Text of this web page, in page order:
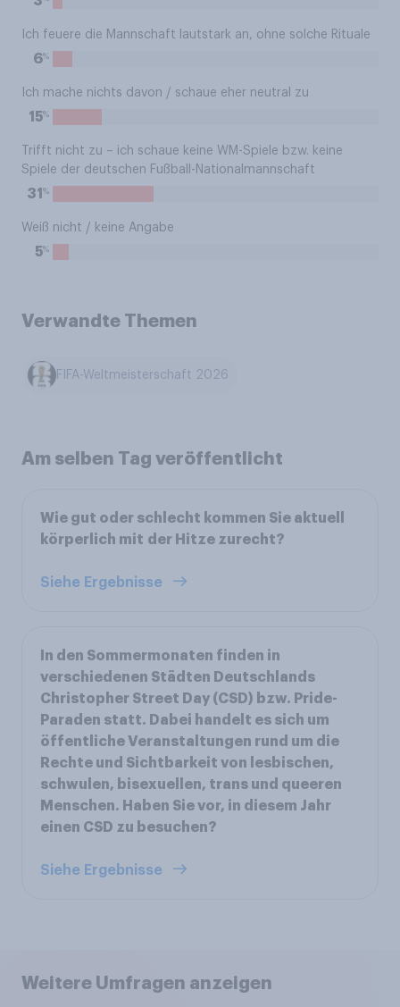
Ich feuere die Mannschaft lautstark an, ohne solche Rituale
6%
Ich mache nichts davon / schaue eher neutral zu
15%
Trifft nicht zu – ich schaue keine WM-Spiele bzw. keine
Spiele der deutschen Fußball-Nationalmannschaft
31 %
Weiß nicht / keine Angabe
5%
Verwandte Themen
FIFA-Weltmeisterschaft 2026
Am selben Tag veröffentlicht
Wie gut oder schlecht kommen Sie aktuell
körperlich mit der Hitze zurecht?
Siehe Ergebnisse
In den Sommermonaten finden in
verschiedenen Städten Deutschlands
Christopher Street Day (CSD) bzw. Pride-
Paraden statt. Dabei handelt es sich um
öffentliche Veranstaltungen rund um die
Rechte und Sichtbarkeit von lesbischen,
schwulen, bisexuellen, trans und queeren
Menschen. Haben Sie vor, in diesem Jahr
einen CSD zu besuchen?
Siehe Ergebnisse
Weitere Umfragen anzeigen